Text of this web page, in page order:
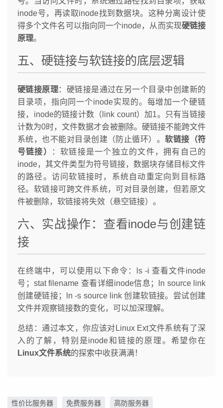
inode号，再读取inode找到数据块。这种分离设计使
得多个文件名可以指向同一个inode，从而实现硬链接
原理。
五、硬链接与软链接的底层逻辑
硬链接原理：硬链接是通过在另一个目录中创建新的
目录项，指向同一个inode实现的。每增加一个硬链
接，inode的链接计数（link count）加1。只有当链接
计数为0时，文件数据才会被删除。硬链接不能跨文件
系统，也不能对目录创建（防止循环）。软链接（符
号链接）
：软链接是一个独立的文件，拥有自己的
inode，其文件类型为符号链接，数据块存储目标文件
的路径。访问软链接时，系统自动重定向到目标路
径。软链接可跨文件系统，可对目录创建，但若原文
件被删除，软链接将失效（悬空链接）。
六、实战操作：查看inode与创建链
接
在终端中，可以使用以下命令：ls -i 查看文件inode
号；stat filename 查看详细inode信息；ln source link
创建硬链接；ln -s source link 创建软链接。尝试创建
文件并观察链接数的变化，可以加深理解。
总结：通过本文，你应该对Linux Ext文件系统有了深
入的了解，特别是inode和链接的原理。希望你在
Linux文件系统的探索中收获满满！
性价比服务器 免费服务器 高防服务器